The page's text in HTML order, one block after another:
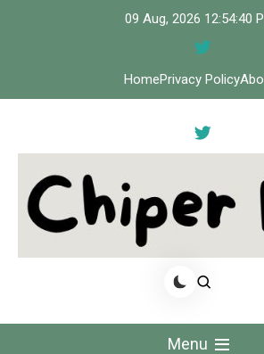
09 Aug, 2026 12:54:41
HomePrivacy Policy
Cipher Hut
Menu